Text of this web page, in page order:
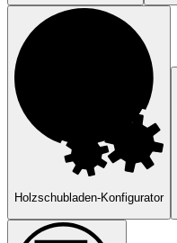
Holzschubladen-Konfigurator